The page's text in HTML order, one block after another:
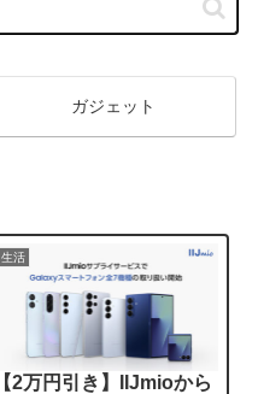
ガジェット
生活
【2万円引き】IIJmioから